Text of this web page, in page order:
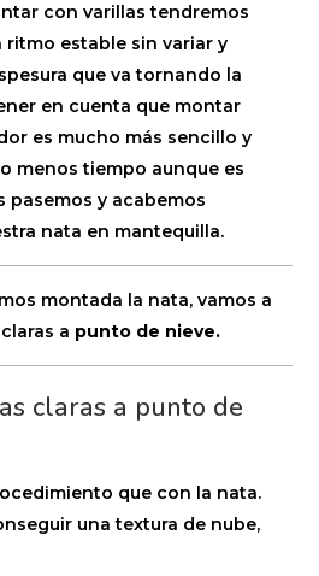
con varillas tendremos
ritmo estable sin variar y
que va tornando la
en cuenta que montar
es mucho más sencillo y
menos tiempo aunque es
pasemos y acabemos
nata en mantequilla.
montada la nata, vamos a
a punto de nieve.
claras a punto de
que con la nata.
una textura de nube,